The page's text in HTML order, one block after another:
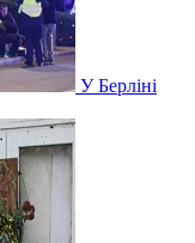
У Берліні